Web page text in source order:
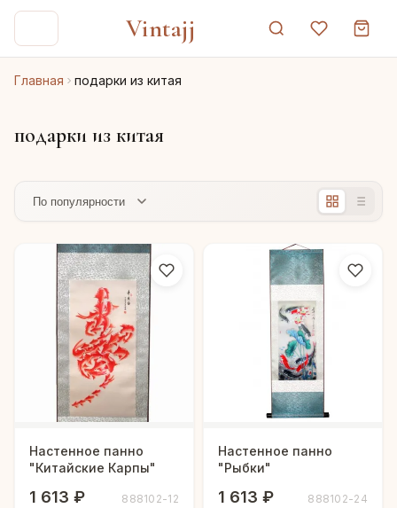
Vintajj
Главная подарки из китая
подарки из китая
Настенное панно
"Китайские Карпы"
1 613 ₽ 888102-12
Настенное панно
"Рыбки"
1 613 ₽ 888102-24